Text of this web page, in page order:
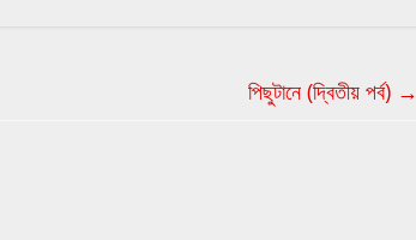
পিছুটানে (দ্বিতীয় পর্ব) →